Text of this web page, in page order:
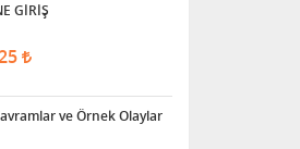
GİRİŞ
ve Örnek Olaylar